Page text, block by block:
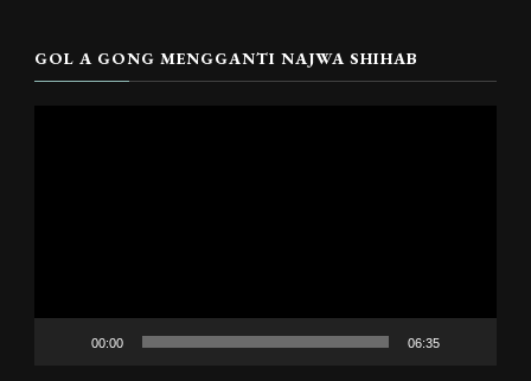
GOL A GONG MENGGANTI NAJWA SHIHAB
00:00 06:35